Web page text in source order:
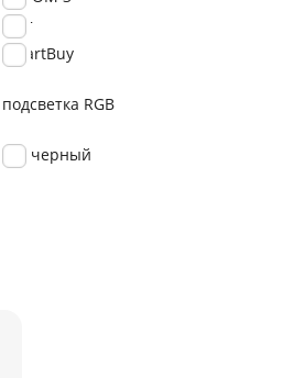
5 Вт
SmartBuy
подсветка RGB
черный